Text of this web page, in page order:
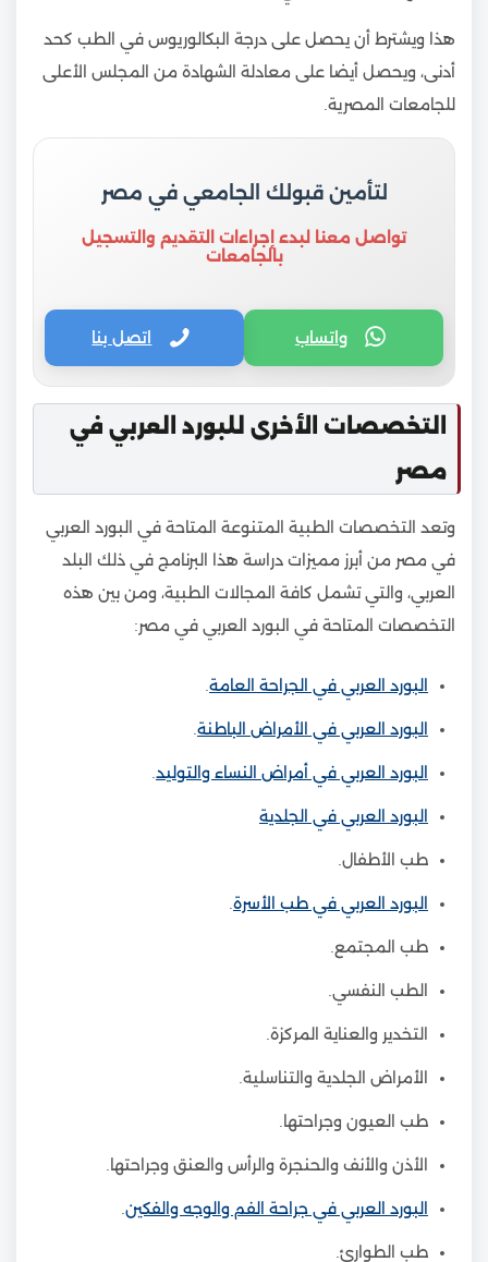
هذا ويشترط أن يحصل على درجة البكالوريوس في الطب كحد
أدنى، ويحصل أيضا على معادلة الشهادة من المجلس الأعلى
للجامعات المصرية.
لتأمين قبولك الجامعي في مصر
تواصل معنا لبدء إجراءات التقديم والتسجيل
بالجامعات
واتساب اتصل بنا
التخصصات الأخرى للبورد العربي في
مصر
وتعد التخصصات الطبية المتنوعة المتاحة في البورد العربي
في مصر من أبرز مميزات دراسة هذا البرنامج في ذلك البلد
العربي، والتي تشمل كافة المجالات الطبية، ومن بين هذه
التخصصات المتاحة في البورد العربي في مصر:
البورد العربي في الجراحة العامة
البورد العربي في الأمراض الباطنة
البورد العربي في أمراض النساء والتوليد
البورد العربي في الجلدية
طب الأطفال.
البورد العربي في طب الأسرة
طب المجتمع.
الطب النفسي.
التخدير والعناية المركزة.
الأمراض الجلدية والتناسلية.
طب العيون وجراحتها.
الأذن والأنف والحنجرة والرأس والعنق وجراحتها.
البورد العربي في جراحة الفم والوجه والفكين
طب الطوارئ.